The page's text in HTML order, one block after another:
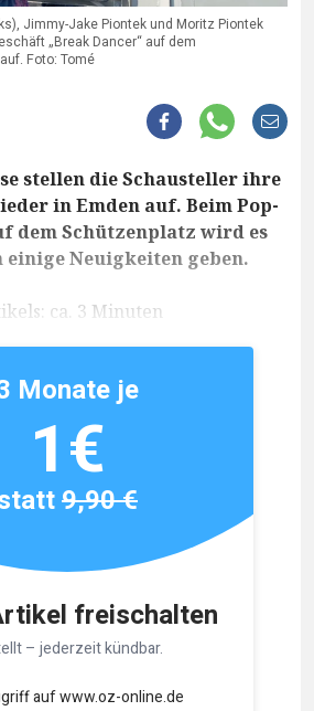
Jimmy-Jake Piontek und Moritz Piontek
„Break Dancer“ auf dem
Foto: Tomé
stellen die Schausteller ihre
in Emden auf. Beim Pop-
dem Schützenplatz wird es
einige Neuigkeiten geben.
ca. 3 Minuten
freischalten
– jederzeit kündbar.
auf www.oz-online.de
Monate je
1€
9,90 €